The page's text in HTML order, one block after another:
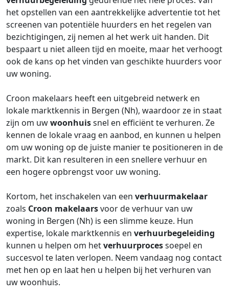
het opstellen van een aantrekkelijke advertentie tot het
screenen van potentiële huurders en het regelen van
bezichtigingen, zij nemen al het werk uit handen. Dit
bespaart u niet alleen tijd en moeite, maar het verhoogt
ook de kans op het vinden van geschikte huurders voor
uw woning.
Croon makelaars heeft een uitgebreid netwerk en
lokale marktkennis in Bergen (Nh), waardoor ze in staat
zijn om uwwoonhuissnel en efficiënt te verhuren. Ze
kennen de lokale vraag en aanbod, en kunnen u helpen
om uw woning op de juiste manier te positioneren in de
markt. Dit kan resulteren in een snellere verhuur en
een hogere opbrengst voor uw woning.
Kortom, het inschakelen van een verhuurmakelaar
zoals Croon makelaarsvoor de verhuur van uw
woning in Bergen (Nh) is een slimme keuze. Hun
expertise, lokale marktkennis en verhuurbegeleiding
kunnen u helpen om hetverhuurprocessoepel en
succesvol te laten verlopen. Neem vandaag nog contact
met hen op en laat hen u helpen bij het verhuren van
uw woonhuis.